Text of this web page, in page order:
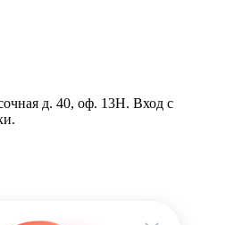
д. 40, оф. 13Н. Вход с